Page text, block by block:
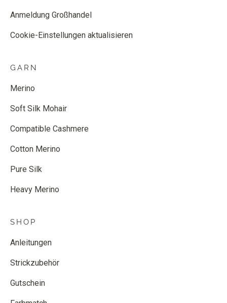
Anmeldung Großhandel
Cookie-Einstellungen aktualisieren
GARN
Merino
Soft Silk Mohair
Compatible Cashmere
Cotton Merino
Pure Silk
Heavy Merino
SHOP
Anleitungen
Strickzubehör
Gutschein